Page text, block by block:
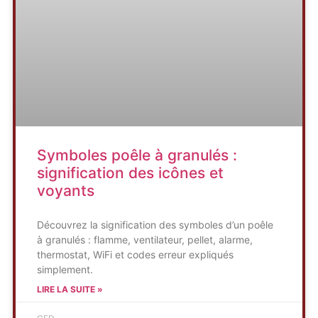
Symboles poêle à granulés :
signification des icônes et
voyants
Découvrez la signification des symboles d’un poêle
à granulés : flamme, ventilateur, pellet, alarme,
thermostat, WiFi et codes erreur expliqués
simplement.
LIRE LA SUITE »